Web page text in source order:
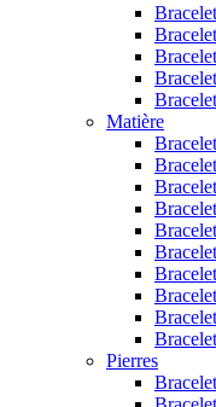
Matière
Pierres